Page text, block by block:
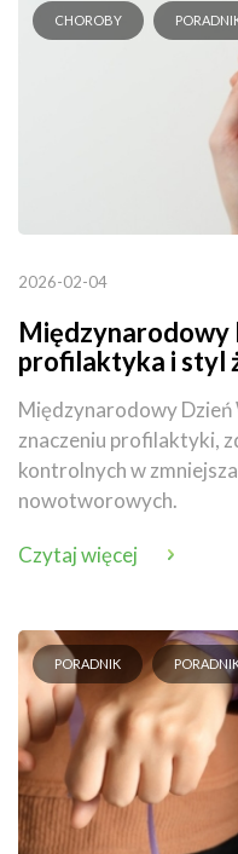
CHOROBY
2026-02-04
Międzynarodowy
profilaktyka i styl
Międzynarodowy Dzień
znaczeniu profilaktyki,
kontrolnych w
nowotworowych.
Czytaj więcej
PORADNIK